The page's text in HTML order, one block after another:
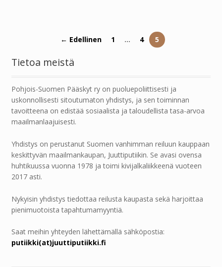
← Edellinen 1 … 4 5
Tietoa meistä
Pohjois-Suomen Pääskyt ry on puoluepoliittisesti ja
uskonnollisesti sitoutumaton yhdistys, ja sen toiminnan
tavoitteena on edistää sosiaalista ja taloudellista tasa-arvoa
maailmanlaajuisesti.
Yhdistys on perustanut Suomen vanhimman reiluun kauppaan
keskittyvän maailmankaupan, Juuttiputiikin. Se avasi ovensa
huhtikuussa vuonna 1978 ja toimi kivijalkaliikkeenä vuoteen
2017 asti.
Nykyisin yhdistys tiedottaa reilusta kaupasta sekä harjoittaa
pienimuotoista tapahtumamyyntiä.
Saat meihin yhteyden lähettämällä sähköpostia:
putiikki(at)juuttiputiikki.fi